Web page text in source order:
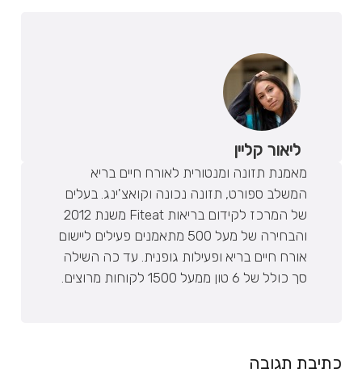
ליאור קליין
מאמנת תזונה ומנטורית לאורח חיים בריא
המשלב ספורט, תזונה נכונה וקואצ'ינג. בעלים
של המרכז לקידום בריאות Fiteat משנת 2012
והבחירה של מעל 500 מתאמנים פעילים ליישום
אורח חיים בריא ופעילות גופנית. עד כה השילה
סך כולל של 6 טון ממעל 1500 לקוחות מרוצים.
כתיבת תגובה